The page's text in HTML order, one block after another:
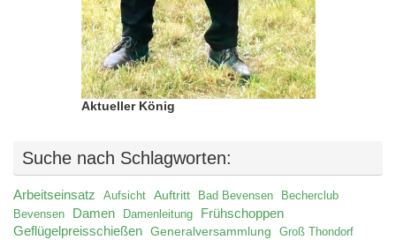
Aktueller König
Suche nach Schlagworten:
Arbeitseinsatz Aufsicht Auftritt Bad Bevensen
Becherclub
Bevensen
Damen Damenleitung Frühschoppen
Geflügelpreisschießen Generalversammlung
Groß Thondorf